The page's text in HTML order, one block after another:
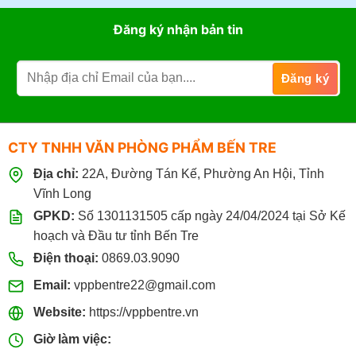
Đăng ký nhận bản tin
CTY TNHH VĂN PHÒNG PHẨM BẾN TRE
Địa chỉ: 22A, Đường Tán Kế, Phường An Hội, Tỉnh
Vĩnh Long
GPKD: Số 1301131505 cấp ngày 24/04/2024 tại Sở Kế
hoạch và Đầu tư tỉnh Bến Tre
Điện thoại: 0869.03.9090
Email: vppbentre22@gmail.com
Website: https://vppbentre.vn
Giờ làm việc: